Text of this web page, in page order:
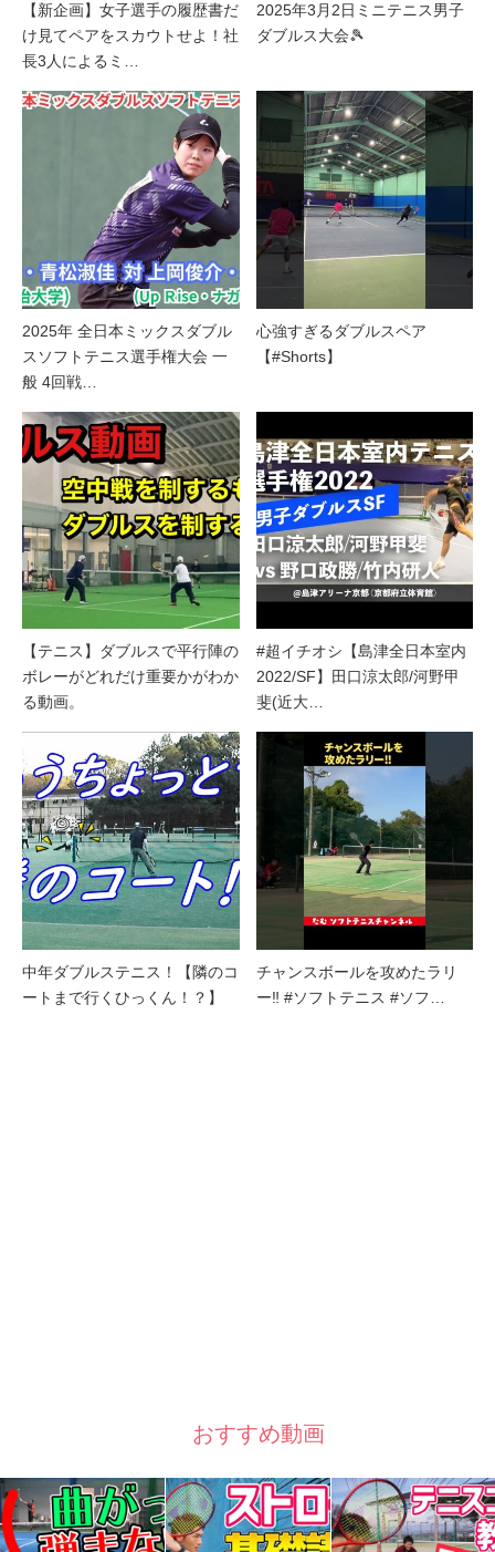
【新企画】女子選手の履歴書だ
け見てペアをスカウトせよ！社
長3人によるミ…
2025年3月2日ミニテニス男子
ダブルス大会🎾
2025年 全日本ミックスダブル
スソフトテニス選手権大会 一
般 4回戦…
心強すぎるダブルスペア
【#Shorts】
【テニス】ダブルスで平行陣の
ボレーがどれだけ重要かがわか
る動画。
#超イチオシ【島津全日本室内
2022/SF】田口涼太郎/河野甲
斐(近大…
中年ダブルステニス！【隣のコ
ートまで行くひっくん！？】
チャンスボールを攻めたラリ
ー‼︎ #ソフトテニス #ソフ…
おすすめ動画